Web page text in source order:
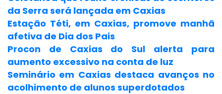
da Serra será lançada em Caxias
Estação Téti, em Caxias, promove manhã
afetiva de Dia dos Pais
Procon de Caxias do Sul alerta para
aumento excessivo na conta de luz
Seminário em Caxias destaca avanços no
acolhimento de alunos superdotados